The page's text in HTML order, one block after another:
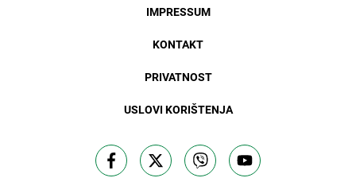
IMPRESSUM
KONTAKT
PRIVATNOST
USLOVI KORIŠTENJA